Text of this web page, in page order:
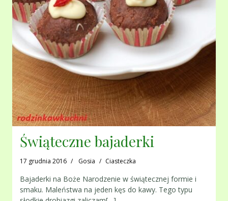
Świąteczne bajaderki
17 grudnia 2016 Gosia Ciasteczka
Bajaderki na Boże Narodzenie w świątecznej formie i
smaku. Maleństwa na jeden kęs do kawy. Tego typu